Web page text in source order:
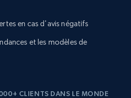
en cas d'avis négatifs
et les modèles de
CLIENTS DANS LE MONDE